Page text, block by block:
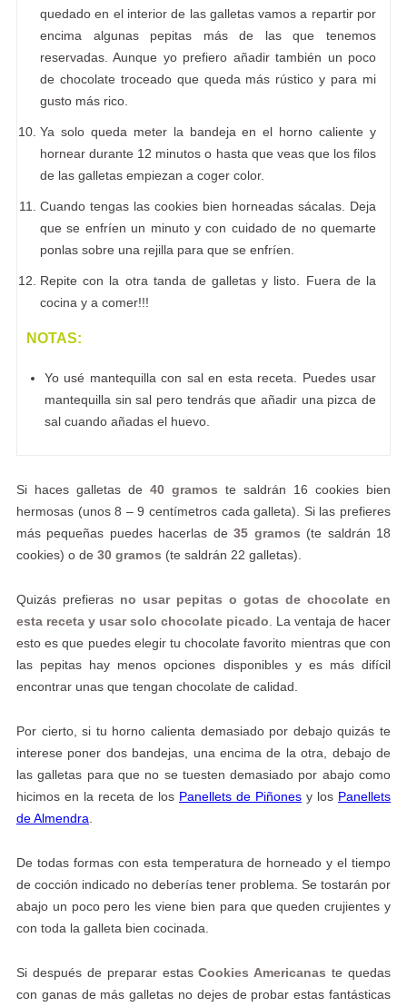
quedado en el interior de las galletas vamos a repartir por
encima algunas pepitas más de las que tenemos
reservadas. Aunque yo prefiero añadir también un poco
de chocolate troceado que queda más rústico y para mi
gusto más rico.
Ya solo queda meter la bandeja en el horno caliente y
hornear durante 12 minutos o hasta que veas que los filos
de las galletas empiezan a coger color.
Cuando tengas las cookies bien horneadas sácalas. Deja
que se enfríen un minuto y con cuidado de no quemarte
ponlas sobre una rejilla para que se enfríen.
Repite con la otra tanda de galletas y listo. Fuera de la
cocina y a comer!!!
NOTAS:
Yo usé mantequilla con sal en esta receta. Puedes usar
mantequilla sin sal pero tendrás que añadir una pizca de
sal cuando añadas el huevo.
Si haces galletas de 40 gramos te saldrán 16 cookies bien
hermosas (unos 8 – 9 centímetros cada galleta). Si las prefieres
más pequeñas puedes hacerlas de35 gramos (te saldrán 18
cookies) o de 30 gramos (te saldrán 22 galletas).
Quizás prefieras no usar pepitas o gotas de chocolate en
esta receta y usar solo chocolate picado . La ventaja de hacer
esto es que puedes elegir tu chocolate favorito mientras que con
las pepitas hay menos opciones disponibles y es más difícil
encontrar unas que tengan chocolate de calidad.
Por cierto, si tu horno calienta demasiado por debajo quizás te
interese poner dos bandejas, una encima de la otra, debajo de
las galletas para que no se tuesten demasiado por abajo como
hicimos en la receta de los Panellets de Piñones y los Panellets
de Almendra
De todas formas con esta temperatura de horneado y el tiempo
de cocción indicado no deberías tener problema. Se tostarán por
abajo un poco pero les viene bien para que queden crujientes y
con toda la galleta bien cocinada.
Si después de preparar estasCookies Americanas te quedas
con ganas de más galletas no dejes de probar estas fantásticas